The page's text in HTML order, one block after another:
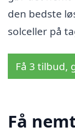
den bedste
solceller på
Få 3 tilbud,
Få